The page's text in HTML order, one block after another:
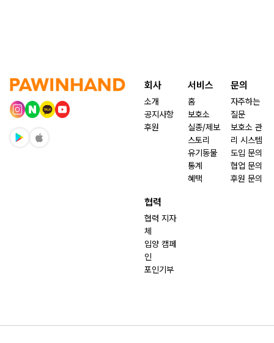
회사
소개
공지사항
후원
서비스
홈
보호소
실종/제보
스토리
유기동물
통계
혜택
문의
자주하는
질문
보호소 관
리 시스템
도입 문의
협업 문의
후원 문의
협력
협력 지자
체
입양 캠페
인
포인기부